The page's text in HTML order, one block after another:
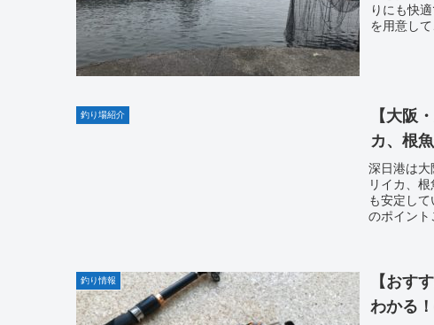
りにも快
を用意し
釣り場紹介
【大阪
カ、根
深日港は大
リイカ、
も安定し
のポイント
釣り情報
【おす
わかる